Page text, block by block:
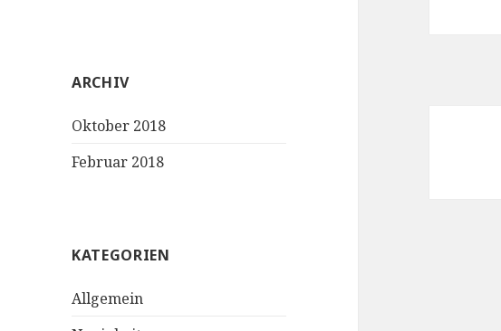
ARCHIV
Oktober 2018
Februar 2018
KATEGORIEN
Allgemein